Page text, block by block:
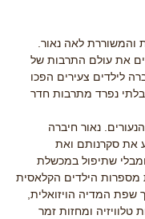
והמשוררת לאה נאור.
את עולם התרבות של
לילדים צעירים הפכו
בלתי נפרד מתרבות חדר
נאור חיברה
את סקרנותם ואת
שתיפול במכשלת
מספרות הילדים הקלאסית
שפת המדיה הויזואלית,
טלוויזיה ומחזות זמר